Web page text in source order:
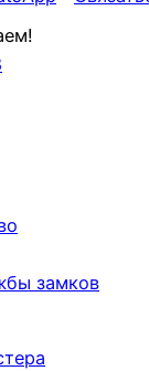
замков